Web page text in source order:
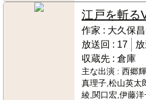
江戸を斬る
作家 : 大久保
放送回 : 17
収蔵先 : 倉庫
主な出演 : 西郷
真理子,松山英太
綾,関口宏,伊藤